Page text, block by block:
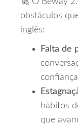
obstáculos
inglês:
Falta de
hábitos
que